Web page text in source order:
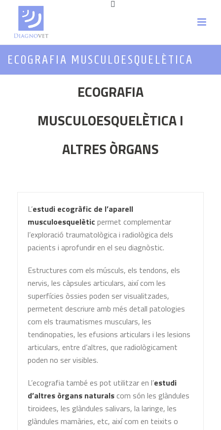
ECOGRAFIA MUSCULOESQUELÈTICA
ECOGRAFIA
MUSCULOESQUELÈTICA I
ALTRES ÒRGANS
L’estudi ecogràfic de l’aparell
musculoesquelètic permet complementar
l’exploració traumatològica i radiològica dels
pacients i aprofundir en el seu diagnòstic.
Estructures com els músculs, els tendons, els
nervis, les càpsules articulars, així com les
superfícies òssies poden ser visualitzades,
permetent descriure amb més detall patologies
com els traumatismes musculars, les
tendinopaties, les efusions articulars i les lesions
articulars, entre d’altres, que radiològicament
poden no ser visibles.
L’ecografia també es pot utilitzar en l’estudi
d’altres òrgans naturalscom són les glàndules
tiroidees, les glàndules salivars, la laringe, les
glàndules mamàries, etc, així com en teixits o